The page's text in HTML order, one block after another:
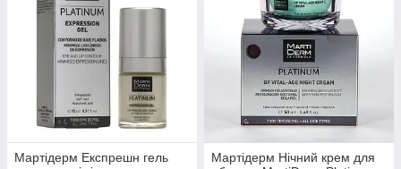
Мартідерм Експрешн гель
Мартідерм Нічний крем для